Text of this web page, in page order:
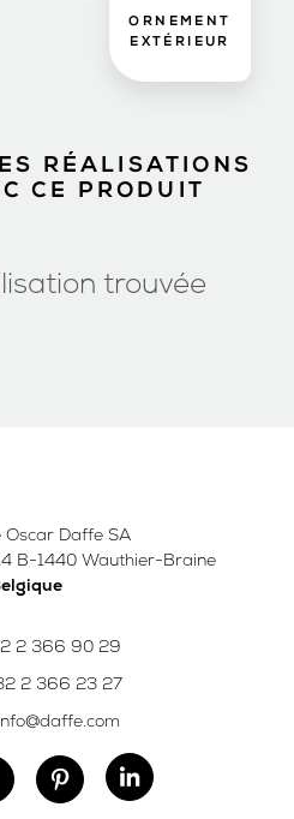
ORNEMENT
EXTÉRIEUR
RÉALISATIONS
CE PRODUIT
trouvée
Oscar Daffe SA
B-1440 Wauthier-Braine
2 366 90 29
2 366 23 27